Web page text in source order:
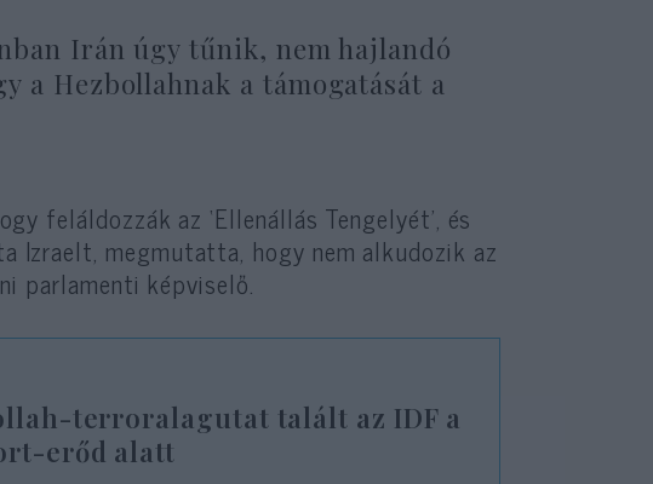
Irán úgy tűnik, nem hajlandó
Hezbollahnak a támogatását a
feláldozzák az ‘Ellenállás Tengelyét’, és
Izraelt, megmutatta, hogy nem alkudozik az
parlamenti képviselő.
terroralagutat talált az IDF a
erőd alatt